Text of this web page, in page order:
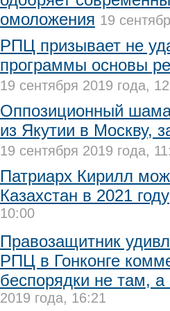
омоложения 19
РПЦ призывает не
программы основы
19 сентября 2019 года,
Оппозиционный
из Якутии в Москву,
19 сентября 2019 года,
Патриарх Кирилл
Казахстан в 2021 году
10:00
Правозащитник
РПЦ в Гонконге
беспорядки не там,
2019 года, 16:21